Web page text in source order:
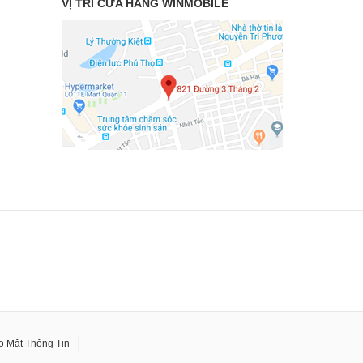
VỊ TRÍ CỬA HÀNG WINMOBILE
Mật Thông Tin